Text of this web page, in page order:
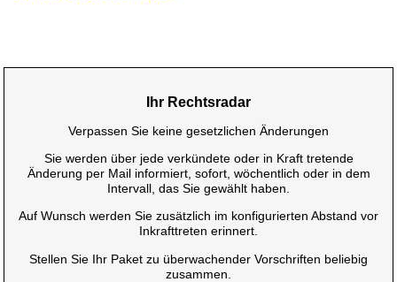
Ihr Rechtsradar
Verpassen Sie keine gesetzlichen Änderungen
Sie werden über jede verkündete oder in Kraft tretende
Änderung per Mail informiert, sofort, wöchentlich oder in dem
Intervall, das Sie gewählt haben.
Auf Wunsch werden Sie zusätzlich im konfigurierten Abstand vor
Inkrafttreten erinnert.
Stellen Sie Ihr Paket zu überwachender Vorschriften beliebig
zusammen.